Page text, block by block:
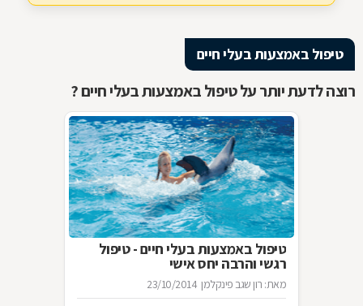
טיפול באמצעות בעלי חיים
רוצה לדעת יותר על טיפול באמצעות בעלי חיים ?
טיפול באמצעות בעלי חיים - טיפול
רגשי והרבה יחס אישי
מאת: רון שגב פינקלמן 23/10/2014